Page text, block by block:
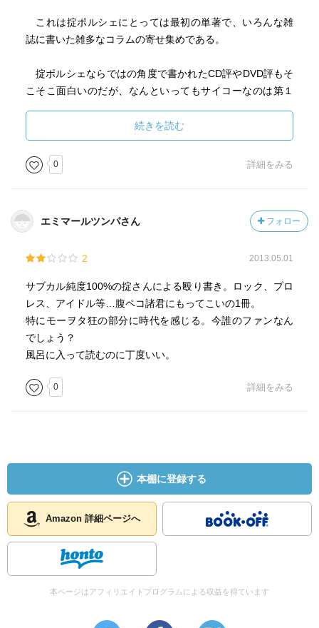
これは掟ポルシェにとっては最初の単著で、いろんな雑
誌に書いた雑多なコラムの寄せ集めである。
掟ポルシェならではの角度で書かれたCD評やDVD評もそ
こそこ面白いのだが、なんといってもサイコーなのは第１
道」を説くおバカ・コラム群だ。
掟が「ロマンポルシェ。」でやっている「男気啓蒙」の
説教ヴォーカルを、そっくりそのままコラムに置き換えた
ような内容である。
「橋を使う男は２流／川など泳いで当たり前」と歌った
「男は橋を使わない」というロマンポルシェ。のスゴイ曲
されている。
とくに、「男道喰い逃げ稼業」「借金のない男などニセ
モノだ」「本物の男はTシャツを着ない」といったコラム
んでも笑えるし、ある種の感動すら覚える。
《己の男魂を世に問え。男の器のバロメーターは金額に表
《お前が本物の男を自認するなら、そこに問われるべき
「男の条件」が幾つかある。まず無職であること。アリの
ように生産増強富国強兵に努めているうちは、男としては
まだアマチュアの域を出ていない。職業を捨てろ！ 肩書
きは無用。男が本当に偉くなってしまえば、何を生業にし
ているのか不明であって当たり前だ。男はモーゼ。誰も皆
にもかかわらず日々の由無事（よしなしごと）に骨身削ら
続きを読む
0 詳細をみる
エミマールツンパさん フォロー
2 2013.05.01
サブカル純度100%の掟さんによる殴り書き。ロック、プロ
レス、アイドル等…腹ペコ諸君にもってこいの1冊。
特にモーヲタ狂の部分に時代を感じる。今誰のファンなん
でしょう？
風呂に入って読むのに丁度いい。
0 詳細をみる
本棚に登録する
Amazon 詳細ページへ
本ページはアフィリエイトプログラムによる収益を得ています